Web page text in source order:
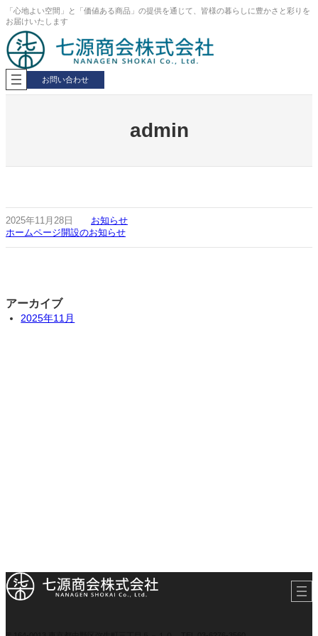
内
容
を
ス
キ
ッ
プ
「心地よい空間」と「価値ある商品」の提供を通じて、皆様の暮らしに豊かさと彩りを
お届けいたします
お問い合わせ
admin
2025年11月28日
お知らせ
ホームページ開設のお知らせ
アーカイブ
2025年11月